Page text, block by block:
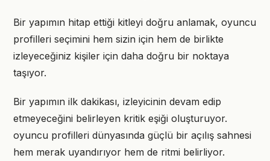
Bir yapımın hitap ettiği kitleyi doğru anlamak, oyuncu
profilleri seçimini hem sizin için hem de birlikte
izleyeceğiniz kişiler için daha doğru bir noktaya
taşıyor.
Bir yapımın ilk dakikası, izleyicinin devam edip
etmeyeceğini belirleyen kritik eşiği oluşturuyor.
oyuncu profilleri dünyasında güçlü bir açılış sahnesi
hem merak uyandırıyor hem de ritmi belirliyor.